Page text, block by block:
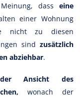
dass eine
einer Wohnung
nicht zu diesen
sind zusätzlich
abziehbar.
der Ansicht des
wonach der